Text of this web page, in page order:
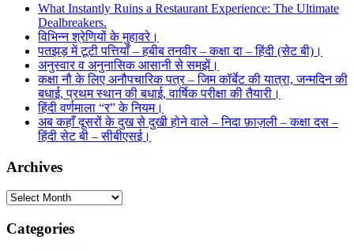
What Instantly Ruins a Restaurant Experience: The Ultimate
Dealbreakers.
विभिन्न श्रेणियों के मुहावरे।
पतझड़ में टूटी पत्तियाँ – हबीब तनवीर – कक्षा दा – हिंदी (सेट बी)।
अनुस्वार व अनुनासिक आसानी से समझें।
कक्षा नौ के लिए अनौपचारिक पत्र – जिम कॉर्बेट की यात्रा, जन्मदिन की
बधाई, प्रथम स्थान की बधाई, वार्षिक परीक्षा की तैयारी।
हिंदी वर्णमाला “र” के नियम।
अब कहाँ दूसरों के दुख से दुखी होने वाले – निदा फ़ाज़ली – कक्षा दस –
हिंदी सेट बी – सीबीएसई।
Archives
Archives
Categories